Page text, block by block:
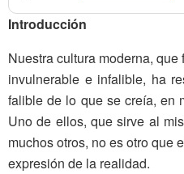
Introducción
Nuestra cultura moderna,
invulnerable e infalible, ha
falible de lo que se creía, en
Uno de ellos, que sirve al
muchos otros, no es otro que
expresión de la realidad.